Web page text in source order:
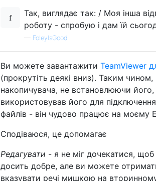
Так, виглядає так: / Моя інша
роботу - спробую і дам їй
— FoleyIsGood
Ви можете завантажити TeamViewer
(прокрутіть деякі вниз). Таким
накопичувача, не встановлюючи
використовував його для
файлів - він чудово працює на моєму
Сподіваюся, це допомагає
Редагувати - я не міг дочекатися,
досить добре, але ви можете
вказувати речі мишкою на